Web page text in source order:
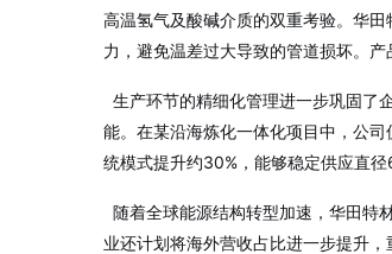
高温氢气及酸碱介质的双重考验。华田
力，避免温差过大导致的管道损坏。产
生产环节的精细化管理进一步巩固了
能。在某沿海炼化一体化项目中，公
统模式提升约30%，能够稳定供应直
随着全球能源结构转型加速，华田特
业还计划将海外营收占比进一步提升